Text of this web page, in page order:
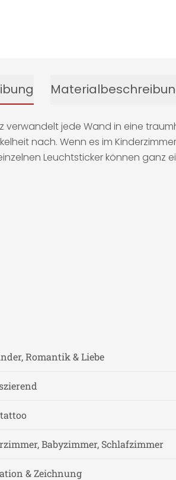
jede Wand in eine
nach. Wenn es im
Leuchtsticker können
Romantik & Liebe
Babyzimmer, Schlafzimmer
& Zeichnung